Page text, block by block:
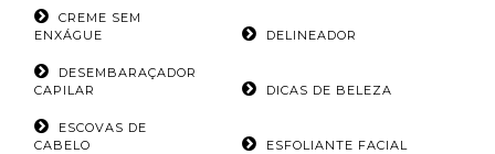
CREME SEM
ENXÁGUE
DELINEADOR
DESEMBARAÇADOR
CAPILAR
DICAS DE BELEZA
ESCOVAS DE
CABELO
ESFOLIANTE FACIAL